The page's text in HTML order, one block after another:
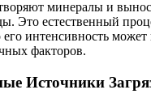
минералы и
Это естественный
интенсивность может
факторов.
Источники